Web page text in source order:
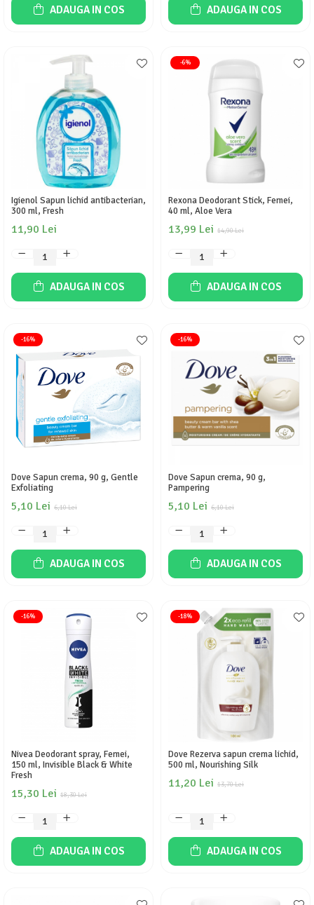
ADAUGA IN COS ADAUGA IN COS
Igienol Sapun lichid antibacterian,
300 ml, Fresh
11,90 Lei
ADAUGA IN COS
-6%
Rexona Deodorant Stick, Femei,
40 ml, Aloe Vera
14,90 Lei
13,99 Lei
ADAUGA IN COS
-16%
Dove Sapun crema, 90 g, Gentle
Exfoliating
6,10 Lei
5,10 Lei
ADAUGA IN COS
-16%
Dove Sapun crema, 90 g,
Pampering
6,10 Lei
5,10 Lei
ADAUGA IN COS
-16%
Nivea Deodorant spray, Femei,
150 ml, Invisible Black & White
Fresh
18,30 Lei
15,30 Lei
ADAUGA IN COS
-18%
Dove Rezerva sapun crema lichid,
500 ml, Nourishing Silk
13,70 Lei
11,20 Lei
ADAUGA IN COS